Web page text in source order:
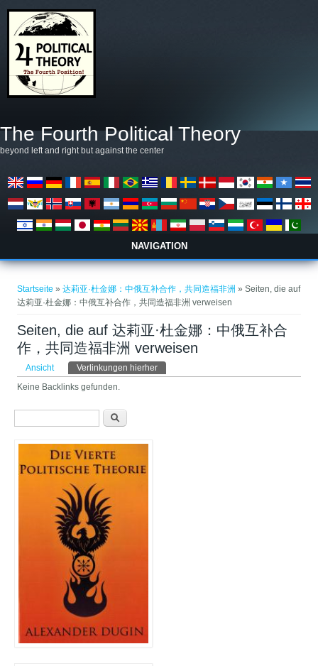
The Fourth Political Theory
beyond left and right but against the center
NAVIGATION
Startseite »达莉亚·杜金娜：中俄互补合作，共同造福非洲 » Seiten, die auf
达莉亚·杜金娜：中俄互补合作，共同造福非洲 verweisen
Seiten, die auf 达莉亚·杜金娜：中俄互补合
作，共同造福非洲 verweisen
Haupt-Reiter
Ansicht Verlinkungen hierher
Keine Backlinks gefunden.
Suchformular